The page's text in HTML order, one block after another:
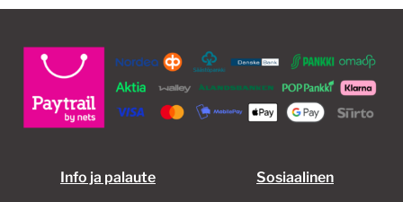
muunnelma.
tehdä
valinnat
tuotteen
Info ja palaute Sosiaalinen